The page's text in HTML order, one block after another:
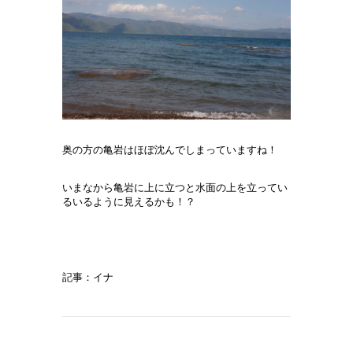
奥の方の亀岩はほぼ沈んでしまっていますね！
いまなから亀岩に上に立つと水面の上を立ってい
るいるように見えるかも！？
記事：イナ